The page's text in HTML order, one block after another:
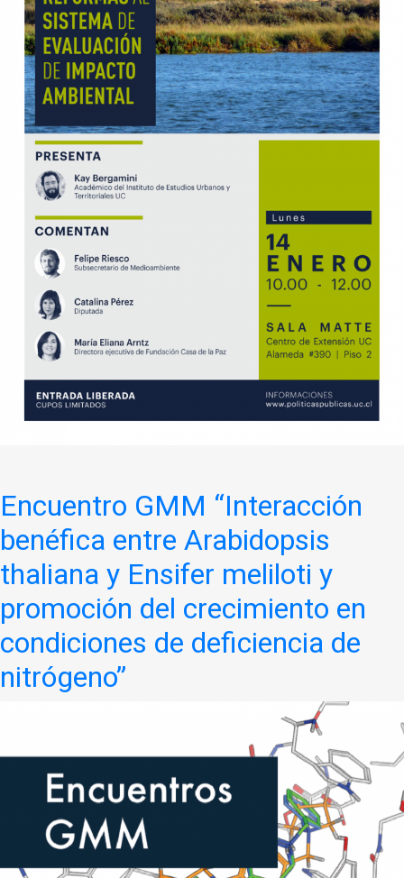
Encuentro GMM “Interacción
benéfica entre Arabidopsis
thaliana y Ensifer meliloti y
promoción del crecimiento en
condiciones de deficiencia de
nitrógeno”